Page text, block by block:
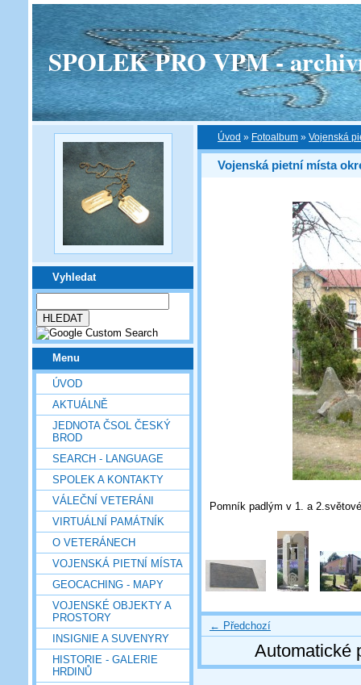
SPOLEK PRO VPM -
Vyhledat
Menu
ÚVOD
AKTUÁLNĚ
JEDNOTA ČSOL ČESKÝ
BROD
SEARCH - LANGUAGE
SPOLEK A KONTAKTY
VÁLEČNÍ VETERÁNI
VIRTUÁLNÍ PAMÁTNÍK
O VETERÁNECH
VOJENSKÁ PIETNÍ MÍSTA
GEOCACHING - MAPY
VOJENSKÉ OBJEKTY A
PROSTORY
INSIGNIE A SUVENYRY
HISTORIE - GALERIE
HRDINŮ
Úvod » Fotoalbum » Vojenská
Vojenská pietní místa
Pomník padlým v 1. a
← Předchozí
Automatické